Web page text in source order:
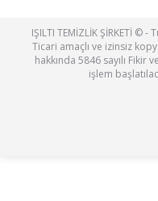
IŞILTI TEMİZLİK ŞİRKETİ ©
Ticari amaçlı ve izinsiz
hakkında 5846 sayılı Fikir
işlem